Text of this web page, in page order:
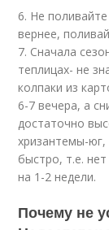
6. Не
вернее,
7. Сначала
теплицах- не
колпаки из
6-7 вечера, а
достаточно
хризантемы-юг,
быстро, т.е.
на 1-2 недели.
Почему не